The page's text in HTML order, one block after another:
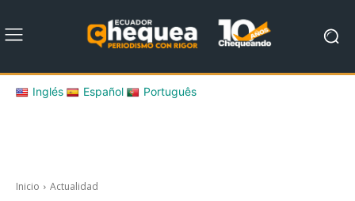
Inglés Español Português
Inicio Actualidad